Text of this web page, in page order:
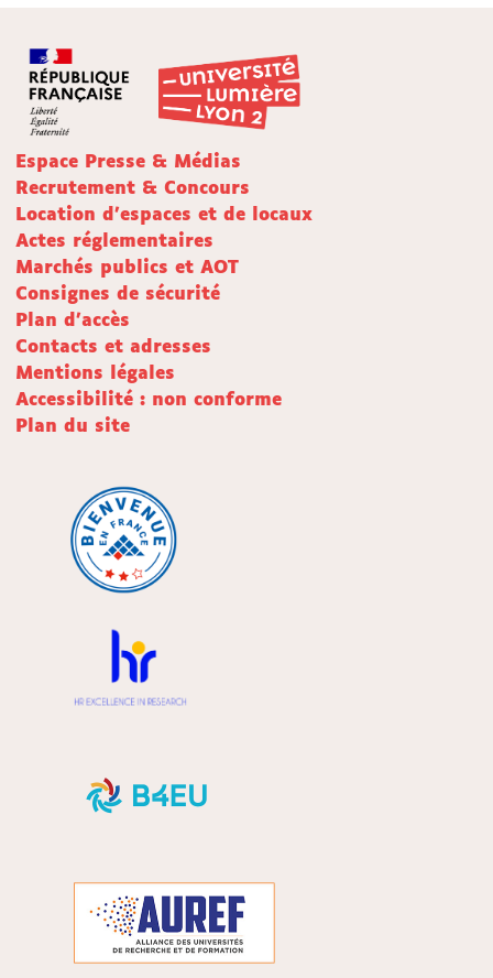
Espace Presse & Médias
Recrutement & Concours
Location d'espaces et de locaux
Actes réglementaires
Marchés publics et AOT
Consignes de sécurité
Plan d'accès
Contacts et adresses
Mentions légales
Accessibilité : non conforme
Plan du site